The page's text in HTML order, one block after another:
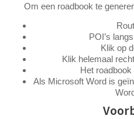
Om een roadbook te
POI’s
Klik op
Klik helemaal
Het
Als Microsoft Word is